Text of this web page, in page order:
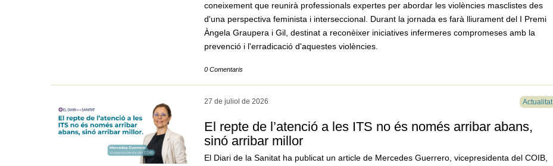
coneixement que reunirà professionals expertes per abordar les violències masclistes des
d'una perspectiva feminista i interseccional. Durant la jornada es farà lliurament del I Premi
Àngela Graupera i Gil, destinat a reconèixer iniciatives infermeres compromeses amb la
prevenció i l'erradicació d'aquestes violències.
0 Comentaris
27 de juliol de 2026 Actualitat
El repte de l’atenció a les ITS no és només arribar abans,
sinó arribar millor
El Diari de la Sanitat ha publicat un article de Mercedes Guerrero, vicepresidenta del COIB,